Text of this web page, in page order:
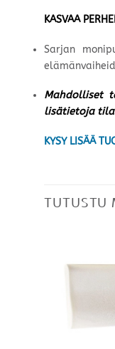
KASVAA
Sarjan
Mahdolliset
lisätietoja
KYSY LISÄÄ
TUTUSTU